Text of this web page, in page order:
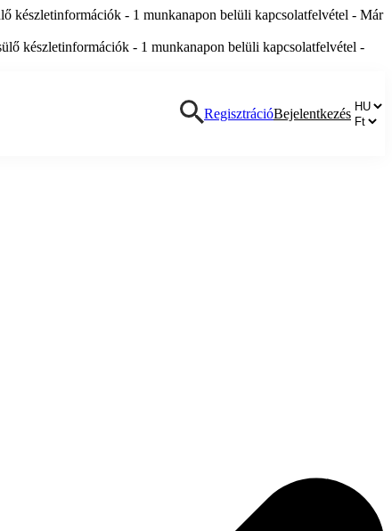
készletinformációk - 1 munkanapon belüli kapcsolatfelvétel - Már
készletinformációk - 1 munkanapon belüli kapcsolatfelvétel -
RegisztrációBejelentkezés